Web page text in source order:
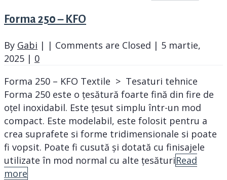
Forma 250 – KFO
By Gabi | | Comments are Closed | 5 martie,
2025 | 0
Forma 250 – KFO Textile > Tesaturi tehnice
Forma 250 este o țesătură foarte fină din fire de
oțel inoxidabil. Este țesut simplu într-un mod
compact. Este modelabil, este folosit pentru a
crea suprafete si forme tridimensionale si poate
fi vopsit. Poate fi cusută și dotată cu finisajele
utilizate în mod normal cu alte țesăturiRead
more